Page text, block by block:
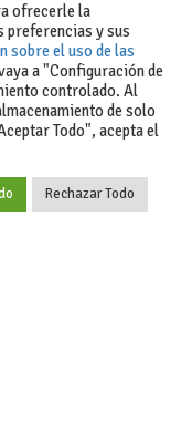
seguro
ofrecerle la
preferencias y sus
sobre el uso de las
a "Configuración de
controlado. Al
de solo
Todo", acepta el
Rechazar Todo